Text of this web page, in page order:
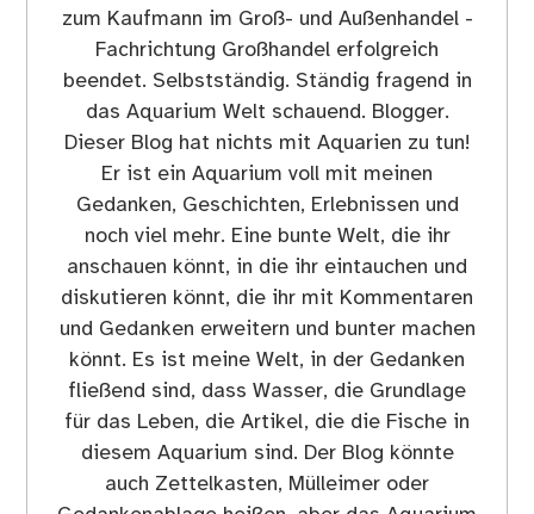
zum Kaufmann im Groß- und Außenhandel -
Fachrichtung Großhandel erfolgreich
beendet. Selbstständig. Ständig fragend in
das Aquarium Welt schauend. Blogger.
Dieser Blog hat nichts mit Aquarien zu tun!
Er ist ein Aquarium voll mit meinen
Gedanken, Geschichten, Erlebnissen und
noch viel mehr. Eine bunte Welt, die ihr
anschauen könnt, in die ihr eintauchen und
diskutieren könnt, die ihr mit Kommentaren
und Gedanken erweitern und bunter machen
könnt. Es ist meine Welt, in der Gedanken
fließend sind, dass Wasser, die Grundlage
für das Leben, die Artikel, die die Fische in
diesem Aquarium sind. Der Blog könnte
auch Zettelkasten, Mülleimer oder